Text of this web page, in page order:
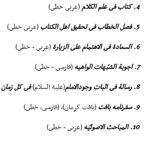
4. کتاب فى علم الکلام
(عربى خطى)
5. فصل الخطاب فى تحقیق اهل الکتاب
(عربى خطى)
6. السعادة فى الاهتمام على الزیارة
(عربى - خطى)
7. اجوبة الشبّهات الواهیه
(فارسى - خطى)
8. رسالة فى اثبات وجودالامام
(علیه السلام)فى کل زمان
9. سفرنامه بافت
(بافت کرمان)، (فارسى، خطى)
10. المباحث الاصولیّه
(عربى - خطى)